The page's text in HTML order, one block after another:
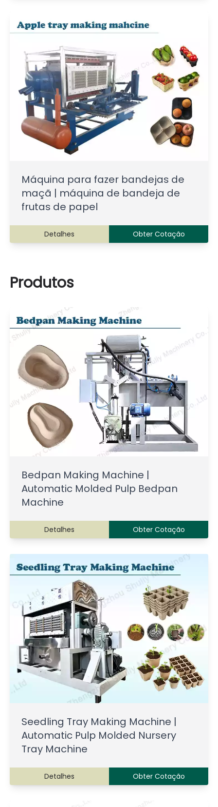
Máquina para fazer bandejas de
maçã | máquina de bandeja de
frutas de papel
Detalhes Obter Cotação
Produtos
Bedpan Making Machine |
Automatic Molded Pulp Bedpan
Machine
Detalhes Obter Cotação
Seedling Tray Making Machine |
Automatic Pulp Molded Nursery
Tray Machine
Detalhes Obter Cotação